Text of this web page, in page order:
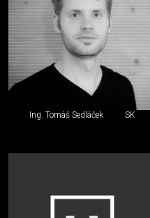
Ing. Tomáš Sedláček SK